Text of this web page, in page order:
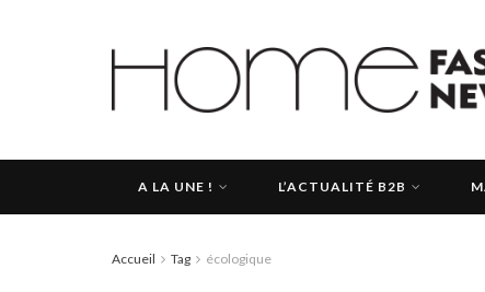
A LA UNE ! L’ACTUALITÉ B2B
Accueil Tag écologique